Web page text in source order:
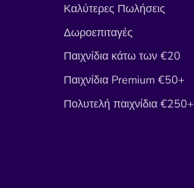
Καλύτερες Πωλήσεις
Δωροεπιταγές
Παιχνίδια κάτω των €20
Παιχνίδια Premium €50+
Πολυτελή παιχνίδια €250+